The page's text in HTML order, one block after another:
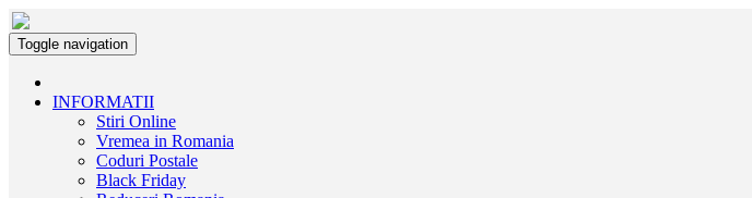
Toggle navigation
INFORMATII
Stiri Online
Vremea in Romania
Coduri Postale
Black Friday